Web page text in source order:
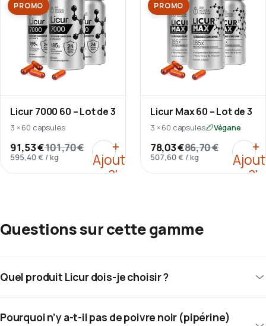
PROMO
Licur 7000 60 – Lot de 3
3 × 60 capsules
91,53 €101,70 €
595,40 € /kg
+
Ajouter
au
:Licur 7000 60 – Lot de 3
PROMO
Licur Max 60 – Lot de 3
3 × 60 capsules Végane
78,03 €86,70 €
507,60 € /kg
+
au
:
Questions sur cette gamme
Quel produit Licur dois-je choisir ?
Pourquoi n’y a-t-il pas de poivre noir (pipérine)